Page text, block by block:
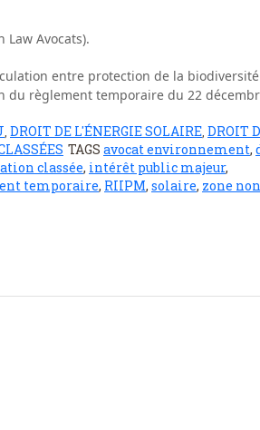
Law Avocats).
entre protection de la
du règlement temporaire du 22
DROIT DE L'ÉNERGIE SOLAIRE DROIT
TAGS avocat environnement,
classée, intérêt public majeur,
temporaire, RIIPM, solaire, zone non